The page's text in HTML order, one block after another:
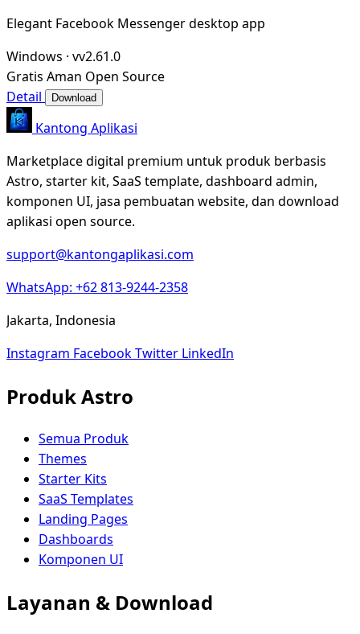
Elegant Facebook Messenger desktop app
Windows · vv2.61.0
Gratis Aman Open Source
Detail
Download
Kantong Aplikasi
Marketplace digital premium untuk produk berbasis
Astro, starter kit, SaaS template, dashboard admin,
komponen UI, jasa pembuatan website, dan download
aplikasi open source.
support@kantongaplikasi.com
WhatsApp: +62 813-9244-2358
Jakarta, Indonesia
Instagram FacebookTwitter LinkedIn
Produk Astro
Semua Produk
Themes
Starter Kits
SaaS Templates
Landing Pages
Dashboards
Komponen UI
Layanan & Download